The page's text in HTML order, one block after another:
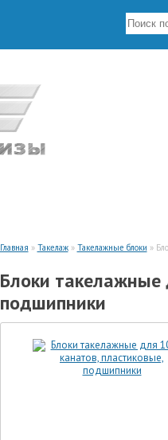
Главная » Такелаж» Такелажные блоки »
Блоки такелажные
подшипники